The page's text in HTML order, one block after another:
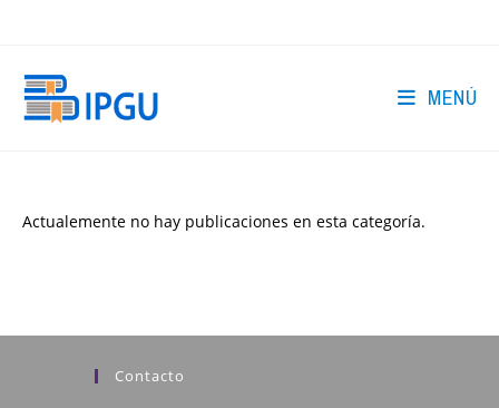
MENÚ
Actualemente no hay publicaciones en esta categoría.
Contacto